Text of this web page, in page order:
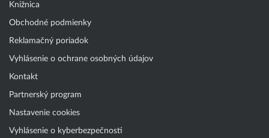
Knižnica
Obchodné podmienky
Reklamačný poriadok
Vyhlásenie o ochrane osobných údajov
Kontakt
Partnerský program
Nastavenie cookies
Vyhlásenie o kyberbezpečnosti